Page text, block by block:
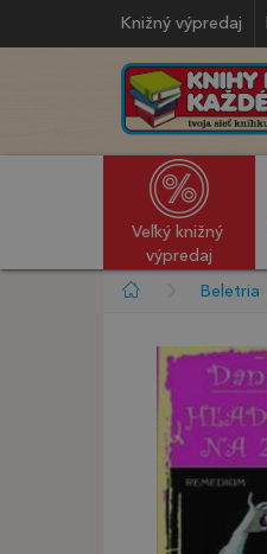
Knižný výpredaj
Veľký knižný
výpredaj
Beletria